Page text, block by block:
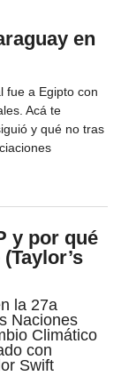
en
fue a Egipto con
Acá te
y qué no tras
y por qué
la 27a
Naciones
Climático
con
Swift